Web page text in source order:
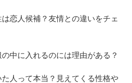
恋人候補？友情との違いをチェ
中に入れるのには理由がある？
人って本当？見えてくる性格や